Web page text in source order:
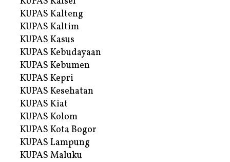
KUPAS Kalteng
KUPAS Kaltim
KUPAS Kasus
KUPAS Kebudayaan
KUPAS Kebumen
KUPAS Kepri
KUPAS Kesehatan
KUPAS Kiat
KUPAS Kolom
KUPAS Kota Bogor
KUPAS Lampung
KUPAS Maluku